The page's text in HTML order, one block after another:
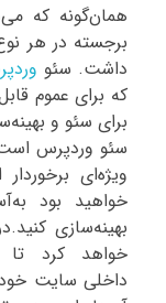
همان‌گونه که
برجسته در هر
داشت. سئو
که برای عموم
برای سئو و
ویژه‌ای
خواهید بود
بهینه‌سازی
خواهد کرد تا
داخلی سایت خود